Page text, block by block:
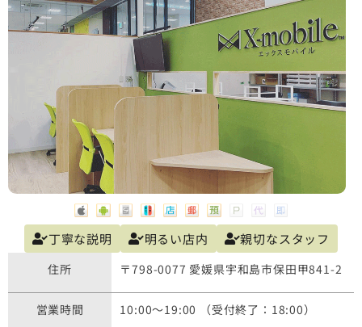
丁寧な説明 明るい店内 親切なスタッフ
住所 〒798-0077 愛媛県宇和島市保田甲841-2
営業時間 10:00〜19:00 （受付終了：18:00）